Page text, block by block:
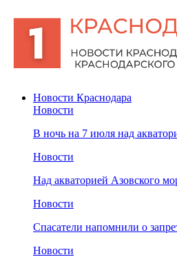
Новости Краснодара
Новости
В ночь на 7 июля над
Новости
Над акваторией Азовского
Новости
Спасатели напомнили о
Новости